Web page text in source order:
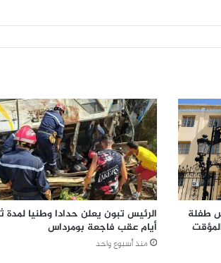
طفلة
الرئيس تبون يعلن حدادا وطنيا لمدة
أيام عقب فاجعة بومرداس
منذ أسبوع واحد